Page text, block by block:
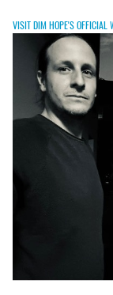
VISIT DIM HOPE'S OFFICIAL